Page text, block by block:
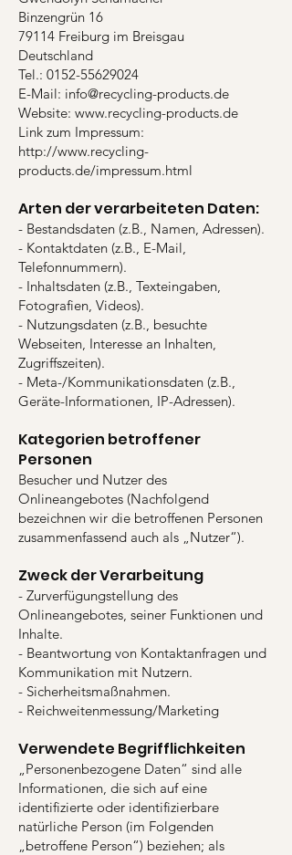
Binzengrün 16
79114 Freiburg im Breisgau
Deutschland
Tel.: 0152-55629024
E-Mail: info@recycling-products.de
Website: www.recycling-products.de
Link zum Impressum:
http://www.recycling-
products.de/impressum.html
Arten der verarbeiteten Daten:
- Bestandsdaten (z.B., Namen, Adressen).
- Kontaktdaten (z.B., E-Mail,
Telefonnummern).
- Inhaltsdaten (z.B., Texteingaben,
Fotografien, Videos).
- Nutzungsdaten (z.B., besuchte
Webseiten, Interesse an Inhalten,
Zugriffszeiten).
- Meta-/Kommunikationsdaten (z.B.,
Geräte-Informationen, IP-Adressen).
Kategorien betroffener
Personen
Besucher und Nutzer des
Onlineangebotes (Nachfolgend
bezeichnen wir die betroffenen Personen
zusammenfassend auch als „Nutzer“).
Zweck der Verarbeitung
- Zurverfügungstellung des
Onlineangebotes, seiner Funktionen und
Inhalte.
- Beantwortung von Kontaktanfragen und
Kommunikation mit Nutzern.
- Sicherheitsmaßnahmen.
- Reichweitenmessung/Marketing
Verwendete Begrifflichkeiten
„Personenbezogene Daten“ sind alle
Informationen, die sich auf eine
identifizierte oder identifizierbare
natürliche Person (im Folgenden
„betroffene Person“) beziehen; als